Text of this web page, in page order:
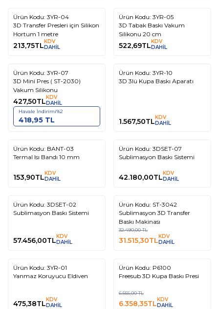
Ürün Kodu: 3YR-04
3D Transfer Presleri için Silikon
Hortum 1 metre
213,75TLKDV
DAHİL
Ürün Kodu: 3YR-05
3D Tabak Baskı Vakum
Silikonu 20 cm
522,69TLKDV
DAHİL
Ürün Kodu: 3YR-07
3D Mini Pres ( ST-2030)
Vakum Silikonu
427,50TLKDV
DAHİL
Havale İndirimi%2
418,95 TL
Ürün Kodu: 3YR-10
3D 3lü Kupa Baskı Aparatı
1.567,50TLKDV
DAHİL
Ürün Kodu: BANT-03
Termal Isı Bandı 10 mm
153,90TLKDV
DAHİL
Ürün Kodu: 3DSET-07
Sublimasyon Baskı Sistemi
42.180,00TLKDV
DAHİL
Ürün Kodu: 3DSET-02
Sublimasyon Baskı Sistemi
57.456,00TLKDV
DAHİL
%
3
Ürün Kodu: ST-3042
Sublimasyon 3D Transfer
Baskı Makinası
32.490,00TL
31.515,30TLKDV
DAHİL
Ürün Kodu: 3YR-01
Yanmaz Koruyucu Eldiven
475,38TLKDV
DAHİL
%
3
Ürün Kodu: P6100
Freesub 3D Kupa Baskı Presi
6.555,00TL
6.358,35TLKDV
DAHİL